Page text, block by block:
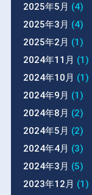
2025年5月 (4)
2025年3月 (4)
2025年2月 (1)
2024年11月 (1)
2024年10月 (1)
2024年9月 (1)
2024年8月 (2)
2024年5月 (2)
2024年4月 (3)
2024年3月 (5)
2023年12月 (1)